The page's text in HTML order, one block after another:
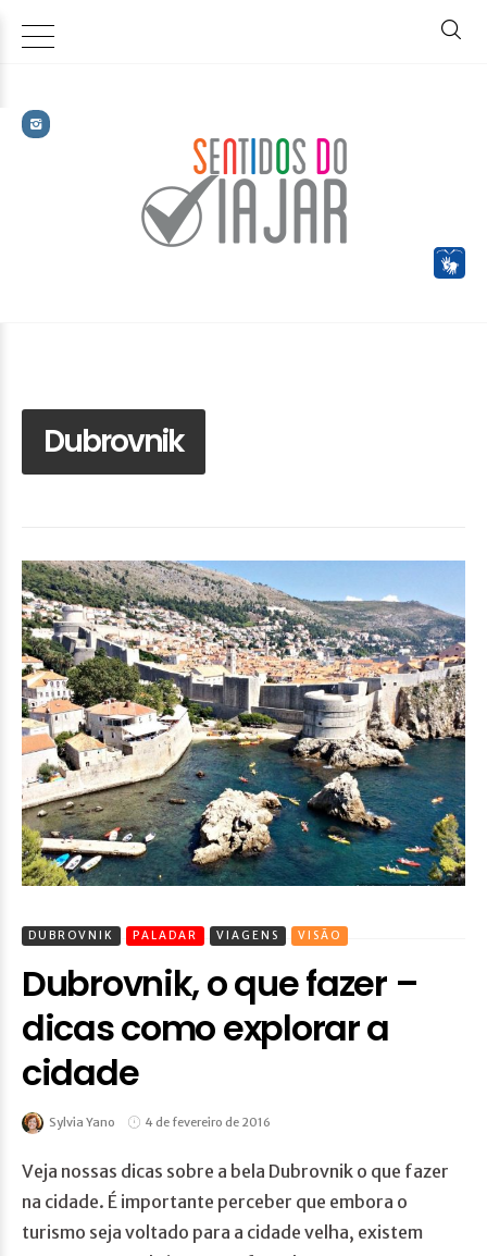
Dubrovnik
DUBROVNIK PALADAR VIAGENS VISÃO
Dubrovnik, o que fazer –
dicas como explorar a
cidade
Sylvia Yano 4 de fevereiro de 2016
Veja nossas dicas sobre a bela Dubrovnik o que fazer
na cidade. É importante perceber que embora o
turismo seja voltado para a cidade velha, existem